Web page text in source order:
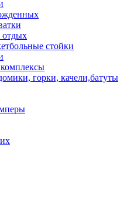
отдых
стойки
горки, качели,батуты